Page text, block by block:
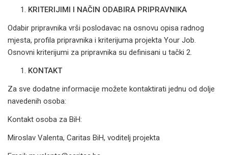
KRITERIJIMI I NAČIN ODABIRA PRIPRAVNIKA
Odabir pripravnika vrši poslodavac na osnovu opisa radnog
mjesta, profila pripravnika i kriterijuma projekta Your Job.
Osnovni kriterijumi za pripravnika su definisani u tački 2.
KONTAKT
Za sve dodatne informacije možete kontaktirati jednu od dolje
navedenih osoba:
Kontakt osoba za BiH:
Miroslav Valenta, Caritas BiH, voditelj projekta